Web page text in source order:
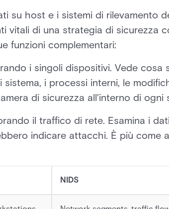
su host e i sistemi di rilevamento
vitali di una strategia di sicurezza
funzioni complementari:
i singoli dispositivi. Vede cosa
i processi interni, le
di sicurezza all'interno di ogni
il traffico di rete. Esamina i
indicare attacchi. È più come
NIDS